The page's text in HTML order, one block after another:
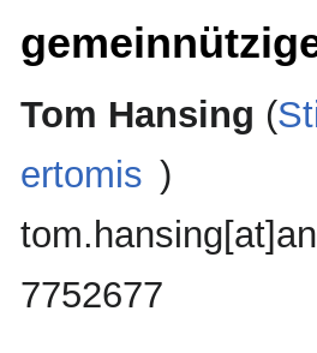
Tom Hansing (
ertomis )
7752677